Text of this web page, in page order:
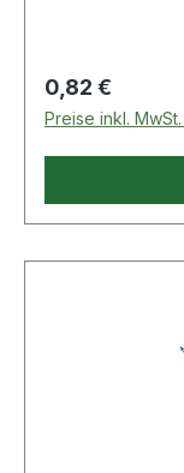
Regulärer
0,82 €
Preise inkl.